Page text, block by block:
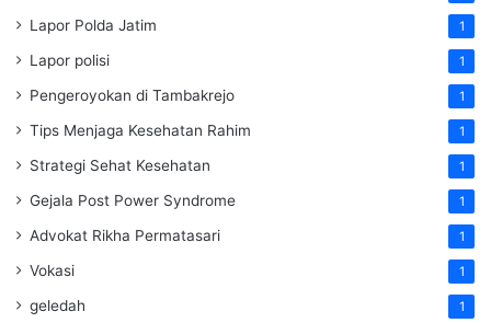
Lapor Polda Jatim 1
Lapor polisi 1
Pengeroyokan di Tambakrejo 1
Tips Menjaga Kesehatan Rahim 1
Strategi Sehat Kesehatan 1
Gejala Post Power Syndrome 1
Advokat Rikha Permatasari 1
Vokasi 1
geledah 1